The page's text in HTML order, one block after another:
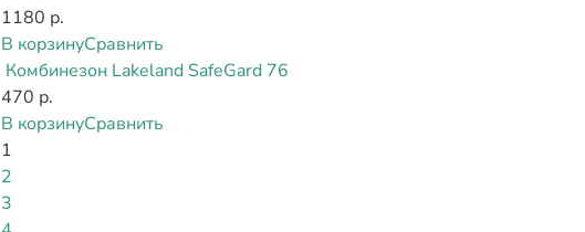
1180 р.
В корзинуСравнить
Комбинезон Lakeland SafeGard 76
470 р.
В корзинуСравнить
1
2
3